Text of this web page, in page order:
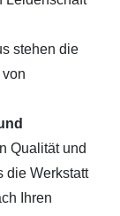
stehen die
Qualität und
die Werkstatt
Ihren